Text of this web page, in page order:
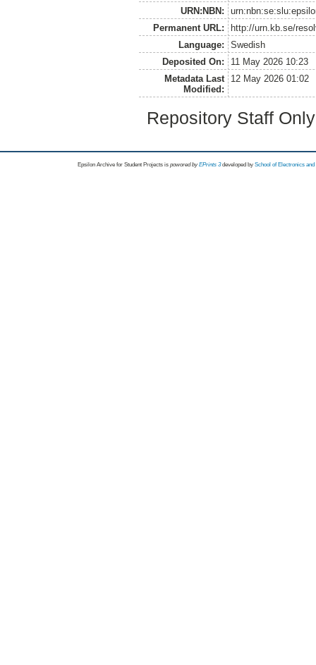
URN:NBN:
Permanent URL:
http://urn.kb.se/
Language:
Swedish
Deposited On:
11 May 2026 10:23
Metadata Last
Modified:
12 May 2026 01:02
Repository Staff
Epsilon Archive for Student Projects is powored byEPrints 3 developed by School of Electronics